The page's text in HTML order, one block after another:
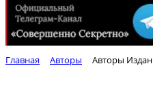
Главная Авторы Авторы